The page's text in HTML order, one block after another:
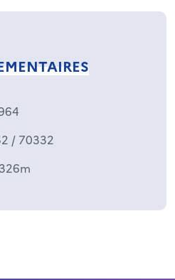
/ 70332